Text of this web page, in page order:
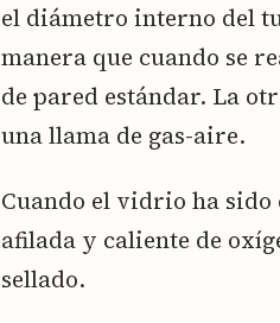
el diámetro interno del
manera que cuando se
de pared estándar. La
una llama de gas-aire.
Cuando el vidrio ha sido
afilada y caliente de
sellado.